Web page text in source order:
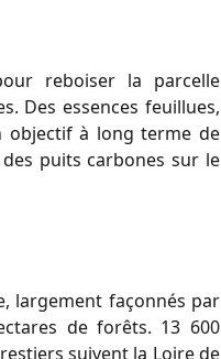
reboiser la parcelle
Des essences feuillues,
objectif à long terme de
puits carbones sur le
largement façonnés par
de forêts. 13 600
suivent la Loire de